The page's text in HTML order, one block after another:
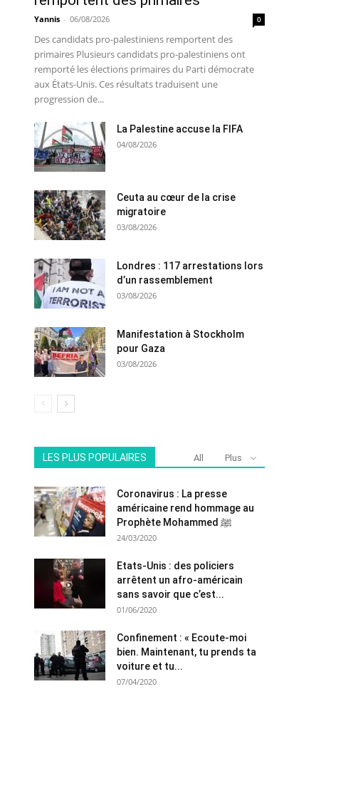
Yannis - 06/08/2026 0
Des candidats pro-palestiniens remportent des
primaires Plusieurs candidats pro-palestiniens ont
remporté les élections primaires du Parti démocrate
aux États-Unis. Ces résultats traduisent une
progression de...
La Palestine accuse la FIFA
04/08/2026
Ceuta au cœur de la crise
migratoire
03/08/2026
Londres : 117 arrestations lors
d’un rassemblement
03/08/2026
Manifestation à Stockholm
pour Gaza
03/08/2026
LES PLUS POPULAIRES All Plus
Coronavirus : La presse
américaine rend hommage au
Prophète Mohammed ﷺ
24/03/2020
Etats-Unis : des policiers
arrêtent un afro-américain
sans savoir que c’est...
01/06/2020
Confinement : « Ecoute-moi
bien. Maintenant, tu prends ta
voiture et tu...
07/04/2020